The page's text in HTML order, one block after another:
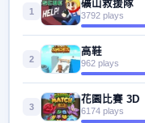
1
礦山救援隊
3792 plays
2
高鞋
962 plays
3
花園比賽 3D
6174 plays